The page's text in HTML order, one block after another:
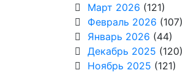
Март 2026 (121)
Февраль 2026 (107)
Январь 2026 (44)
Декабрь 2025 (120)
Ноябрь 2025 (121)